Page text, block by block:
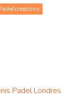
Padel Londres